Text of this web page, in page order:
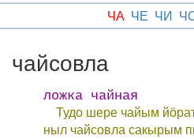
ЧА ЧЕ ЧИ
чайсовла
ложка чайная
Тудо шере чайым
ныл чайсовла сакырым